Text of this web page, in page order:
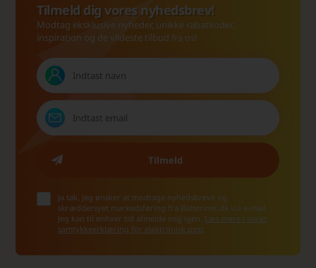
Tilmeld dig vores nyhedsbrev!
Modtag eksklusive nyheder, unikke rabatkoder,
inspiration og de vildeste tilbud fra os!
Ja tak, jeg ønsker at modtage nyhedsbreve og
skræddersyet markedsføring fra Batterinet.dk via e-mail.
Jeg kan til enhver tid afmelde mig igen. Læs mere i vores
samtykkeerklæring for elektronisk post